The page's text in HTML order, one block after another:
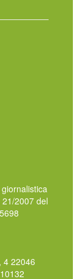
2007 del
4 22046